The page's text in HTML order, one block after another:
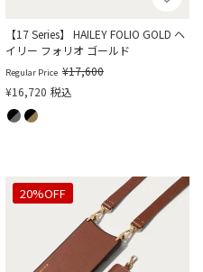
【17 Series】 HAILEY FOLIO GOLD ヘ
イリー フォリオ ゴールド
Regular Price ¥17,600
¥16,720 税込
20%OFF